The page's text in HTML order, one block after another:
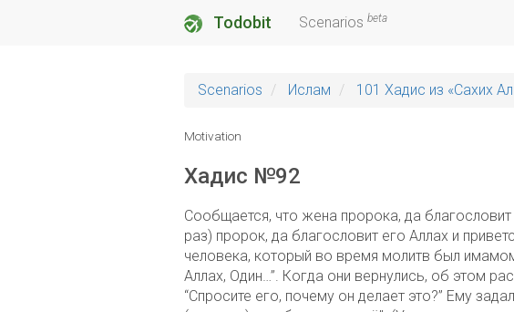
Todobit Scenarios beta
Scenarios Ислам 101 Хадис из «Сахих
Motivation
Хадис №92
Сообщается, что жена пророка, да
раз) пророк, да благословит его Аллах и
человека, который во время молитв был
Аллах, Один…”. Когда они вернулись, об этом
“Спросите его, почему он делает это?” Ему